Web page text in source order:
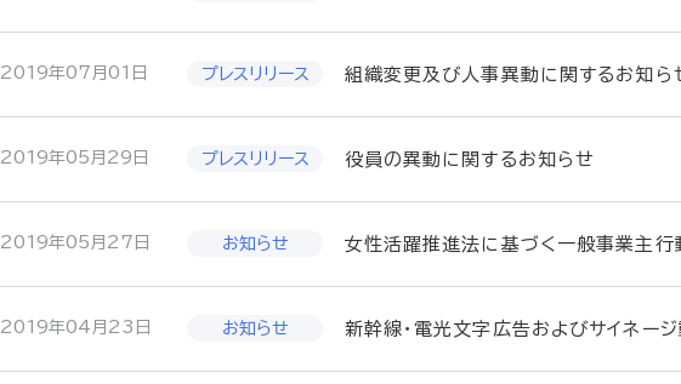
2019年07月01日 組織変更及び人事異動に関するお知ら
2019年05月29日 役員の異動に関するお知らせ
2019年05月27日 女性活躍推進法に基づく一般事業主
2019年04月23日 新幹線・電光文字広告およびサイネー